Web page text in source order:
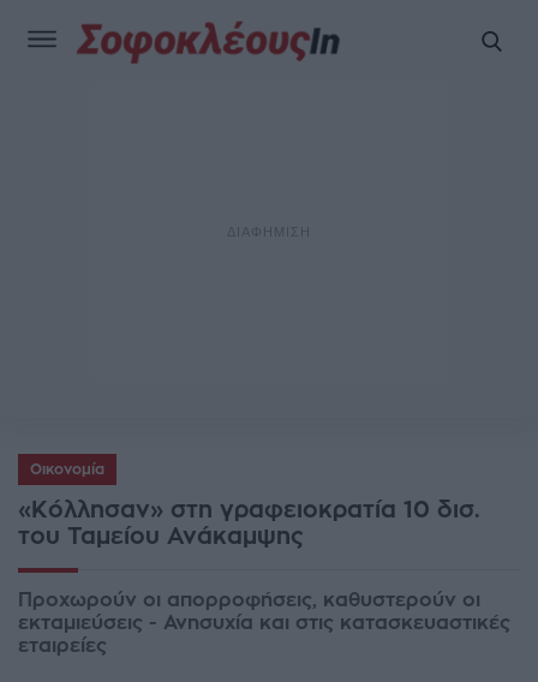
Οικονομία
«Κόλλησαν» στη γραφειοκρατία 10 δισ.
του Ταμείου Ανάκαμψης
Προχωρούν οι απορροφήσεις, καθυστερούν οι
εκταμιεύσεις - Ανησυχία και στις κατασκευαστικές
εταιρείες